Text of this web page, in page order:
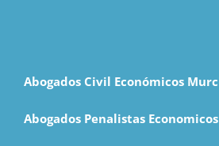
Abogados Civil Económicos
Abogados Penalistas